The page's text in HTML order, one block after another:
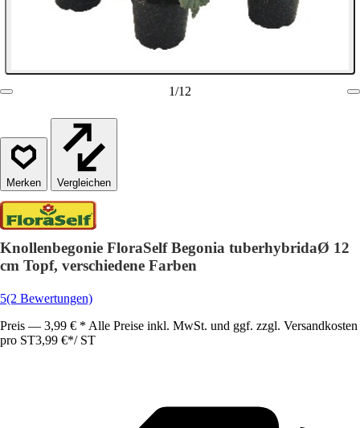
1/12
Vergleichen
Knollenbegonie FloraSelf Begonia tuberhybridaØ 12
cm Topf, verschiedene Farben
5(2 Bewertungen)
Preis — 3,99 € * Alle Preise inkl. MwSt. und ggf. zzgl. Versandkosten
pro ST3,99 €*/ ST